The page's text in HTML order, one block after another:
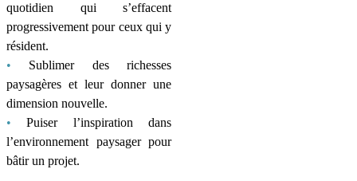
quotidien qui s’effacent
progressivement pour ceux qui y
résident.
• Sublimer des richesses
paysagères et leur donner une
dimension nouvelle.
• Puiser l’inspiration dans
l’environnement paysager pour
bâtir un projet.